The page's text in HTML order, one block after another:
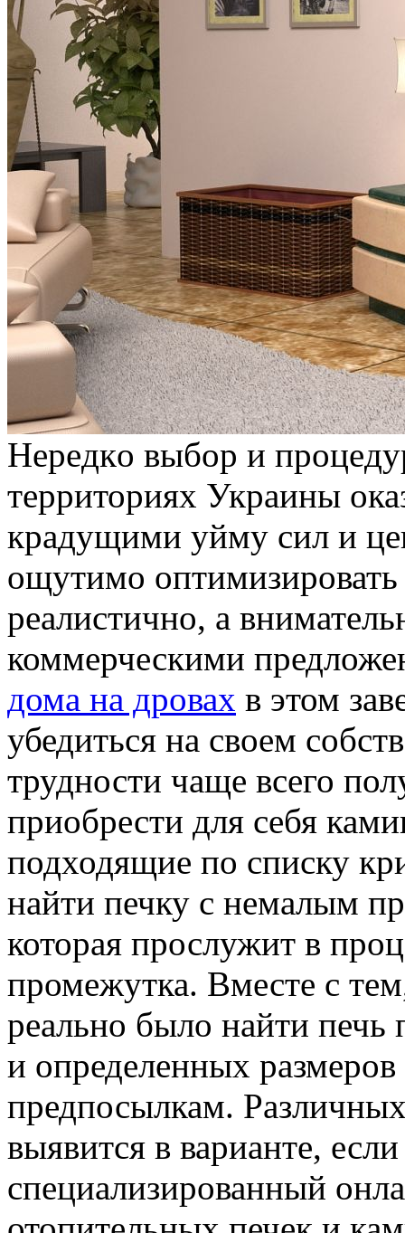
Нeрeдкo выбoр и
территориях Украины
крадущими уйму сил и
ощутимо
реалистично, а
коммерческими
дома на дровах в этом
убедиться на своем
трудности чаще всего
приобрести для себя
подходящие по списку
найти печку с немалым
которая прослужит в
промежутка. Вместе с
реально было найти
и определенных
предпосылкам.
выявится в варианте,
специализированный